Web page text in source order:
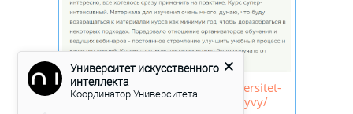
https://ibrain.ru/kompanii/universitet-
iskusstvennogo-intellekta/otzyvy/
Университет искусственного
интеллекта
Координатор Университета